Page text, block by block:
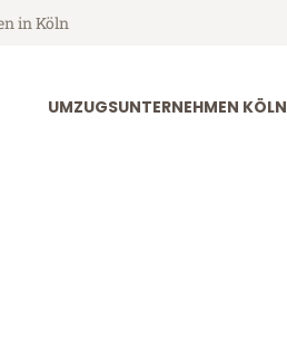
in Köln
UMZUGSUNTERNEHMEN KÖLN